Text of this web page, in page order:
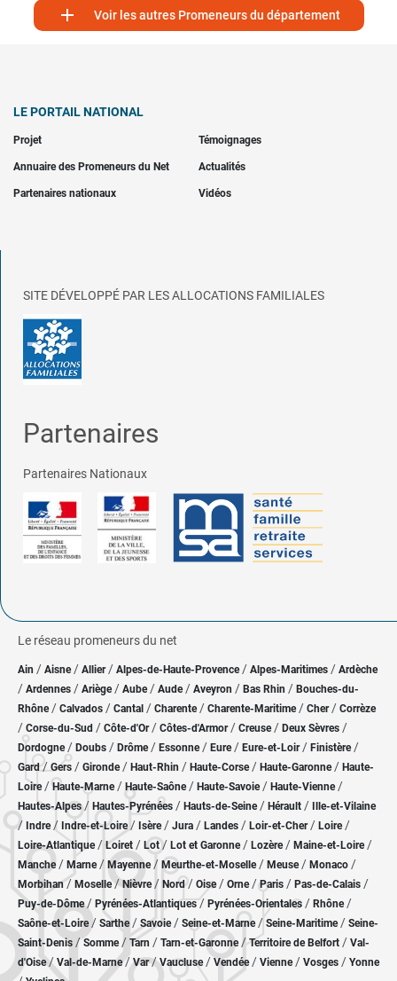
 Voir les autres Promeneurs du département
LE PORTAIL NATIONAL
Projet Témoignages
Annuaire des Promeneurs du Net Actualités
Partenaires nationaux Vidéos
SITE DÉVELOPPÉ PAR LES ALLOCATIONS FAMILIALES
Partenaires
Partenaires Nationaux
Le réseau promeneurs du net
Ain / Aisne/ Allier/ Alpes-de-Haute-Provence / Alpes-Maritimes / Ardèche
/ Ardennes / Ariège/ Aube/ Aude / Aveyron / Bas Rhin / Bouches-du-
Rhône/ Calvados / Cantal / Charente / Charente-Maritime/ Cher / Corrèze
/ Corse-du-Sud / Côte-d'Or / Côtes-d'Armor/ Creuse/ Deux Sèvres /
Dordogne/ Doubs / Drôme/ Essonne / Eure/ Eure-et-Loir / Finistère/
Gard/ Gers / Gironde/ Haut-Rhin / Haute-Corse/ Haute-Garonne/ Haute-
Loire/Haute-Marne/ Haute-Saône/ Haute-Savoie/ Haute-Vienne/
Hautes-Alpes/ Hautes-Pyrénées / Hauts-de-Seine/ Hérault / Ille-et-Vilaine
/ Indre/ Indre-et-Loire/ Isère/ Jura / Landes / Loir-et-Cher/ Loire/
Loire-Atlantique/ Loiret / Lot/ Lot et Garonne/ Lozère / Maine-et-Loire/
Manche/ Marne/ Mayenne/ Meurthe-et-Moselle/ Meuse/ Monaco /
Morbihan/ Moselle/ Nièvre / Nord/ Oise / Orne/Paris / Pas-de-Calais /
Puy-de-Dôme/ Pyrénées-Atlantiques / Pyrénées-Orientales / Rhône/
Saône-et-Loire/ Sarthe/ Savoie/ Seine-et-Marne/ Seine-Maritime/ Seine-
Saint-Denis /Somme/ Tarn / Tarn-et-Garonne/Territoire de Belfort / Val-
d'Oise/ Val-de-Marne/Var/Vaucluse/ Vendée/ Vienne/ Vosges / Yonne